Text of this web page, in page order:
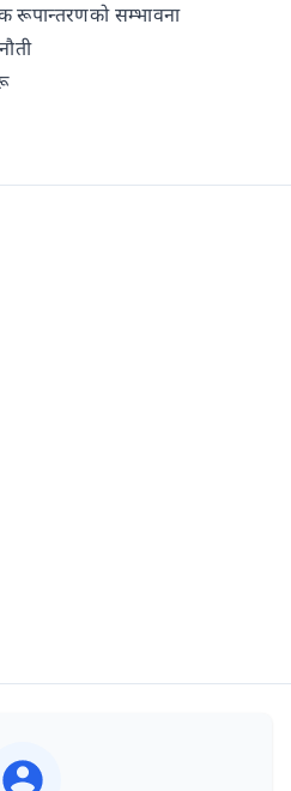
रूपान्तरणको सम्भावना